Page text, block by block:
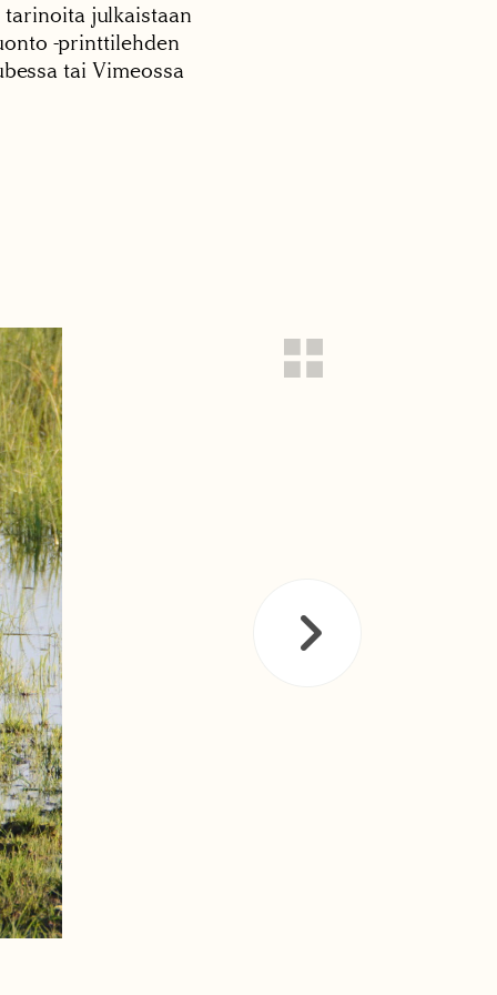
julkaistaan
-printtilehden
tai Vimeossa